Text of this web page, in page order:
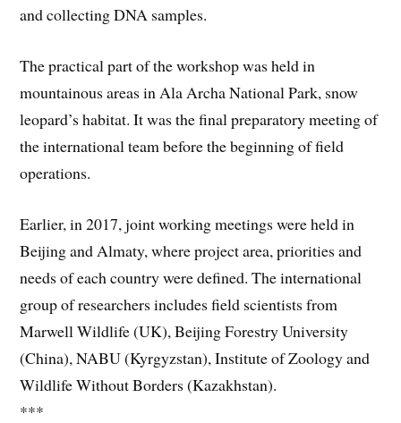
and collecting DNA samples.
The practical part of the workshop was held in
mountainous areas in Ala Archa National Park, snow
leopard’s habitat. It was the final preparatory meeting of
the international team before the beginning of field
operations.
Earlier, in 2017, joint working meetings were held in
Beijing and Almaty, where project area, priorities and
needs of each country were defined. The international
group of researchers includes field scientists from
Marwell Wildlife (UK), Beijing Forestry University
(China), NABU (Kyrgyzstan), Institute of Zoology and
Wildlife Without Borders (Kazakhstan).
***